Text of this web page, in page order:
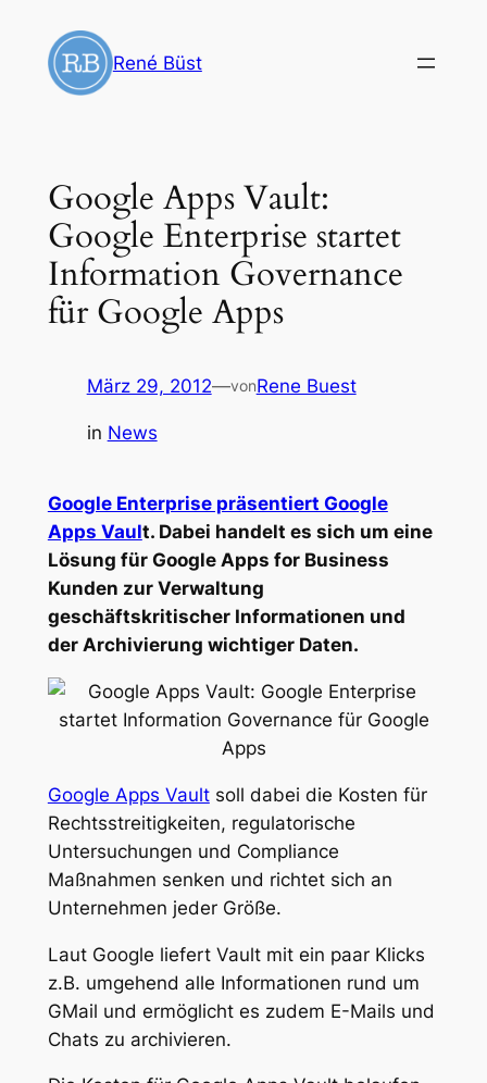
Inhalt
springen
René Büst
Google Apps Vault:
Google Enterprise startet
Information Governance
für Google Apps
März 29, 2012—vonRene Buest
in News
Google Enterprise präsentiert Google
Apps Vault. Dabei handelt es sich um eine
Lösung für Google Apps for Business
Kunden zur Verwaltung
geschäftskritischer Informationen und
der Archivierung wichtiger Daten.
Google Apps Vaultsoll dabei die Kosten für
Rechtsstreitigkeiten, regulatorische
Untersuchungen und Compliance
Maßnahmen senken und richtet sich an
Unternehmen jeder Größe.
Laut Google liefert Vault mit ein paar Klicks
z.B. umgehend alle Informationen rund um
GMail und ermöglicht es zudem E-Mails und
Chats zu archivieren.